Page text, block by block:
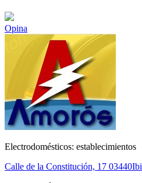
Opina
Electrodomésticos: establecimientos
Calle de la Constitución, 17 03440Ibi